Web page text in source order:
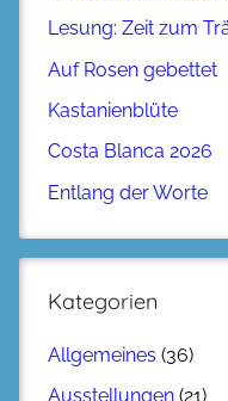
Lesung: Zeit zum
Auf Rosen gebettet
Kastanienblüte
Costa Blanca 2026
Entlang der Worte
Kategorien
Allgemeines (36)
Ausstellungen (21)